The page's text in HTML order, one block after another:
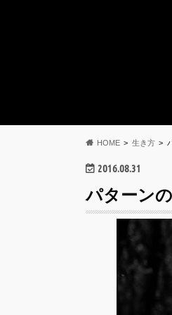
HOME 生き方
2016.08.31
パターン